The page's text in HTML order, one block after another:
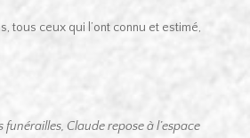
tous ceux qui l’ont connu et estimé,
funérailles, Claude repose à l’espace